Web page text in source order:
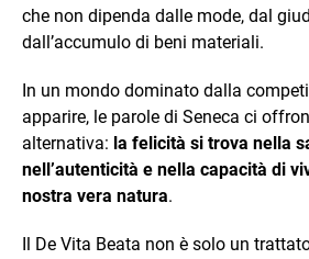
che non dipenda dalle mode, dal
dall’accumulo di beni materiali.
In un mondo dominato dalla
apparire, le parole di Seneca ci
alternativa: la felicità si trova nella
nell’autenticità e nella capacità di
nostra vera natura.
Il De Vita Beata non è solo un